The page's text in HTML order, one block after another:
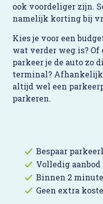
ook voordeliger zijn.
namelijk korting bij
Kies je voor een
wat verder weg is? Of
parkeer je de auto zo
terminal? Afhankelijk
altijd wel een
parkeren.
Bespaar
Volledig aanbod
Binnen 2
Geen extra